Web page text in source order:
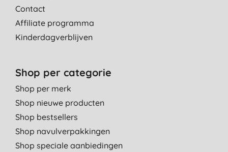
Contact
Affiliate programma
Kinderdagverblijven
Shop per categorie
Shop per merk
Shop nieuwe producten
Shop bestsellers
Shop navulverpakkingen
Shop speciale aanbiedingen